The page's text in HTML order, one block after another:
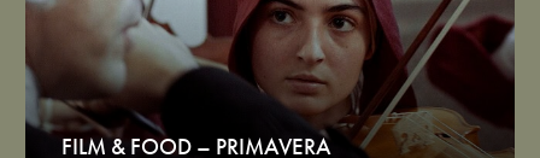
FILM & FOOD – PRIMAVERA